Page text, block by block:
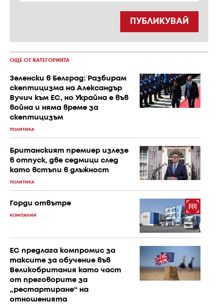
ПУБЛИКУВАЙ
ОЩЕ ОТ КАТЕГОРИЯТА
Зеленски в Белград: Разбирам
скептицизма на Александър
Вучич към ЕС, но Украйна е във
война и няма време за
скептицизъм
ПОЛИТИКА
Британският премиер излезе
в отпуск, две седмици след
като встъпи в длъжност
ПОЛИТИКА
Горди отвътре
КОМПАНИИ
ЕС предлага компромис за
таксите за обучение във
Великобритания като част
от преговорите за
„рестартиране“ на
отношенията